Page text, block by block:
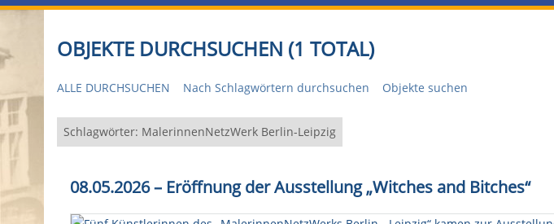
z
r
H
u
p
e
OBJEKTE DURCHSUCHEN (1 TOTAL)
ALLE DURCHSUCHEN Nach Schlagwörtern durchsuchen Objekte suchen
Schlagwörter: MalerinnenNetzWerk Berlin-Leipzig
08.05.2026 – Eröffnung der Ausstellung „Witches and Bitches“